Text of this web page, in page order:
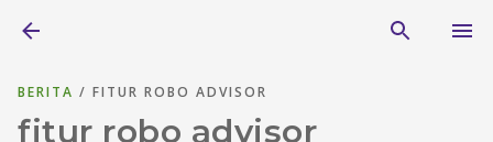
BERITA / FITUR ROBO ADVISOR
fitur robo advisor